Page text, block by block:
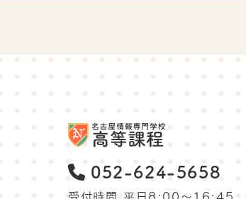
052-624-5658